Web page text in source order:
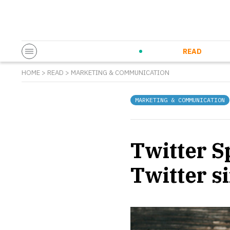
READ
HOME > READ > MARKETING & COMMUNICATION
MARKETING & COMMUNICATION
Twitter
Twitter